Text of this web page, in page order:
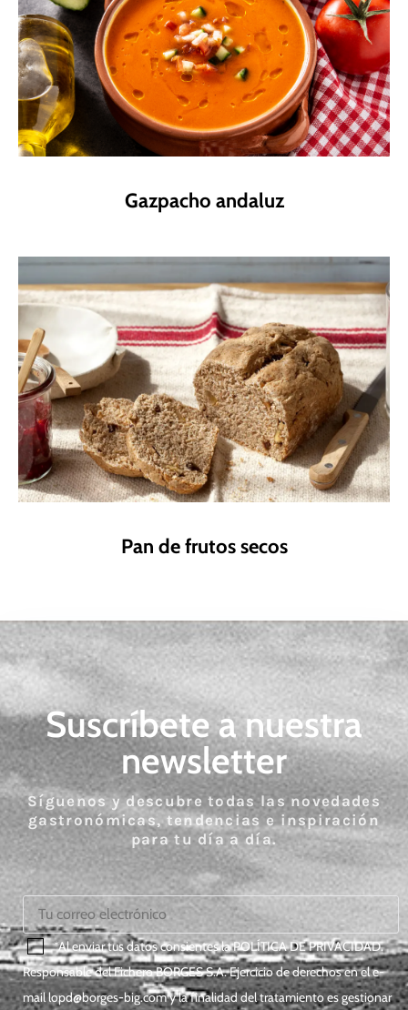
Gazpacho andaluz
Pan de frutos secos
Suscríbete a nuestra
newsletter
Síguenos y descubre todas las novedades
gastronómicas, tendencias e inspiración
para tu día a día.
*Al enviar tus datos consientes laPOLÍTICA DE PRIVACIDAD.
Responsable del Fichero BORGES S.A. Ejercicio de derechos en el e-
maillopd@borges-big.comy la finalidad del tratamiento es gestionar